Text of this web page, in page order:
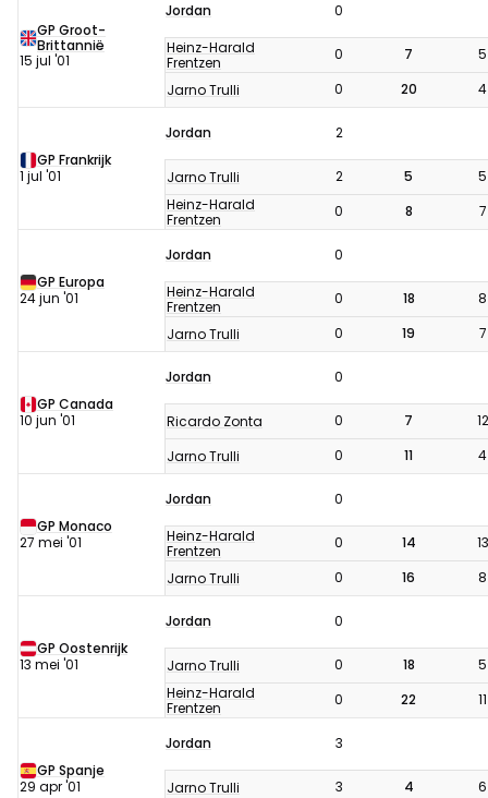
GP Groot-
Brittannië
15 jul '01
Jordan
0
Heinz-Harald
Frentzen
0 7
5
Jarno Trulli
0 20 4
GP Frankrijk
1 jul '01
Jordan 2
Jarno Trulli 2 5
5
Heinz-Harald
Frentzen
0 8 7
GP Europa
24 jun '01
Jordan
0
Heinz-Harald
Frentzen
0 18
8
Jarno Trulli
0 19 7
GP Canada
10 jun '01
Jordan 0
Ricardo Zonta 0 7
12
Jarno Trulli
0 11 4
GP Monaco
27 mei '01
Jordan
0
Heinz-Harald
Frentzen
0 14
13
Jarno Trulli
0 16 8
GP Oostenrijk
13 mei '01
Jordan 0
Jarno Trulli 0 18
5
Heinz-Harald
Frentzen
0 22 11
GP Spanje
29 apr '01
Jordan 3
Jarno Trulli 3 4
6